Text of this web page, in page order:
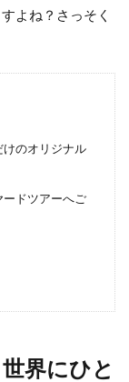
よね？さっそく
のオリジナル
ドツアーへご
界にひと